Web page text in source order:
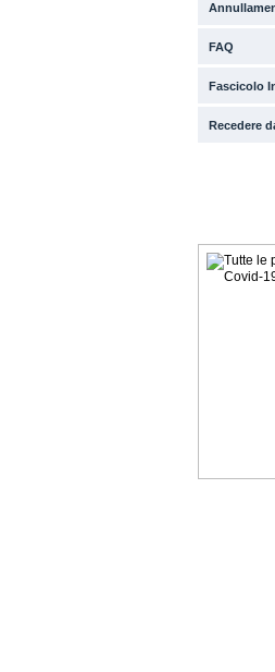
FAQ
Fascicolo
Recedere